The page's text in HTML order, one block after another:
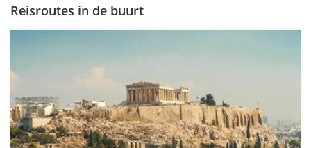
Reisroutes in de buurt